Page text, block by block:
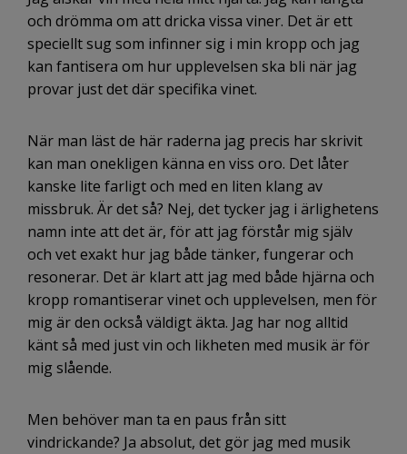
och drömma om att dricka vissa viner. Det är ett
speciellt sug som infinner sig i min kropp och jag
kan fantisera om hur upplevelsen ska bli när jag
provar just det där specifika vinet.
När man läst de här raderna jag precis har skrivit
kan man onekligen känna en viss oro. Det låter
kanske lite farligt och med en liten klang av
missbruk. Är det så? Nej, det tycker jag i ärlighetens
namn inte att det är, för att jag förstår mig själv
och vet exakt hur jag både tänker, fungerar och
resonerar. Det är klart att jag med både hjärna och
kropp romantiserar vinet och upplevelsen, men för
mig är den också väldigt äkta. Jag har nog alltid
känt så med just vin och likheten med musik är för
mig slående.
Men behöver man ta en paus från sitt
vindrickande? Ja absolut, det gör jag med musik